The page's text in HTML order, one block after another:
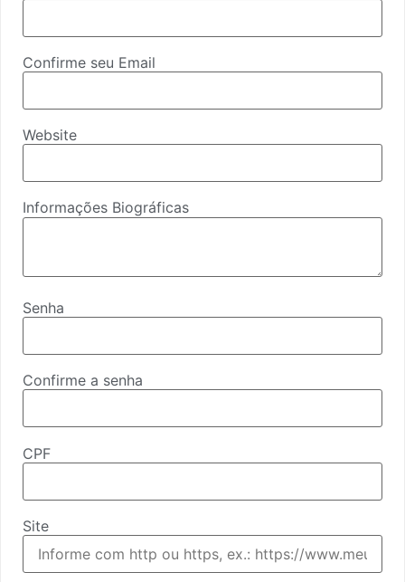
Confirme seu Email
Website
Informações Biográficas
Senha
Confirme a senha
CPF
Site